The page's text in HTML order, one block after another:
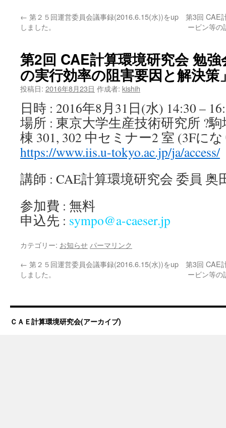
← 第２５回運営委員会議事録(2016.6.15(水))をup
しました。
第3回 CAE
ービン等の
第2回 CAE計算環境研究会 勉
の実行効率の阻害要因と解決策
投稿日: 2016年8月23日 作成者: kishih
日時 : 2016年8月31日(水) 14:30 –
場所 : 東京大学生産技術研究所 ?
棟 301, 302 中セミナー2 室 (3Fに
https://www.iis.u-tokyo.ac.jp/ja/access/
講師 : CAE計算環境研究会 委員 奥
参加費 : 無料
申込先 : sympo@a-caeser.jp
カテゴリー: お知らせ パーマリンク
← 第２５回運営委員会議事録(2016.6.15(水))をup
しました。
第3回 CAE
ービン等の
ＣＡＥ計算環境研究会(アーカイブ)